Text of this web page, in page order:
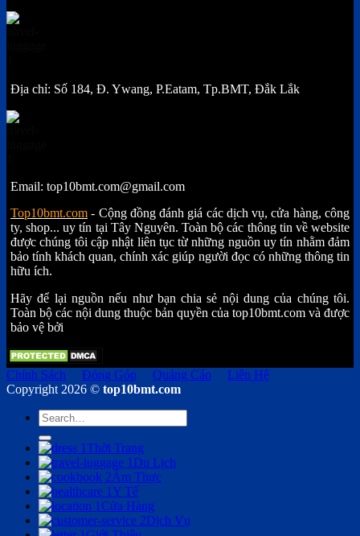
Địa chỉ: Số 184, Đ. Ywang, P.Eatam, Tp.BMT, Đắk Lắk
Email: top10bmt.com@gmail.com
Top10bmt.com - Cộng đồng đánh giá các dịch vụ, cửa hàng, công
ty, shop... uy tín tại Tây Nguyên. Toàn bộ các thông tin về website
được chúng tôi cập nhật liên tục từ những nguồn uy tín nhằm đảm
bảo tính khách quan, chính xác giúp người đọc có những thông tin
hữu ích.
Hãy để lại nguồn nếu như bạn chia sẻ nội dung của chúng tôi.
Toàn bộ các nội dung thuộc bản quyền của top10bmt.com và được
bảo vệ bởi
Chính Sách Đóng Góp Quảng Cáo
Liên Hệ
Copyright 2026 © top10bmt.com
Thời Trang
Du Lịch
Ẩm Thực
Y Tế
Cửa Hàng
Dịch Vụ